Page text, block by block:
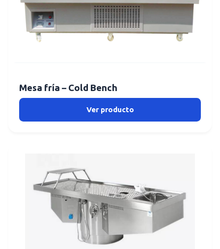
Mesa fría – Cold Bench
Ver producto